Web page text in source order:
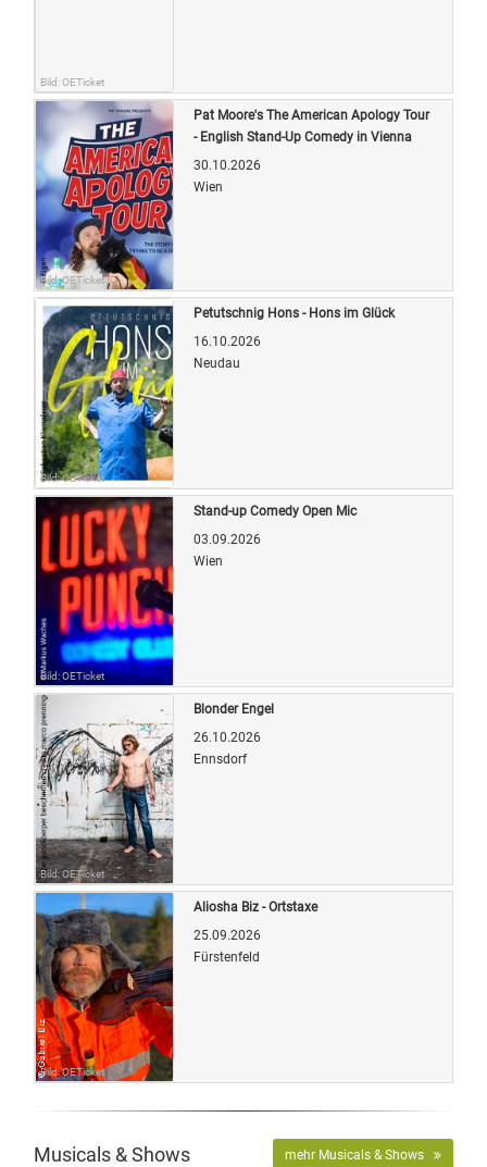
Bild: OETicket
Bild: OETicket
Pat Moore's The American Apology Tour
- English Stand-Up Comedy in Vienna
30.10.2026
Wien
Bild: OETicket
Petutschnig Hons - Hons im Glück
16.10.2026
Neudau
Bild: OETicket
Stand-up Comedy Open Mic
03.09.2026
Wien
Bild: OETicket
Blonder Engel
26.10.2026
Ennsdorf
Bild: OETicket
Aliosha Biz - Ortstaxe
25.09.2026
Fürstenfeld
Musicals & Shows mehr Musicals & Shows